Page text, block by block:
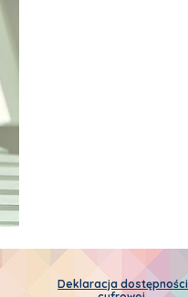
Deklaracja dostępności